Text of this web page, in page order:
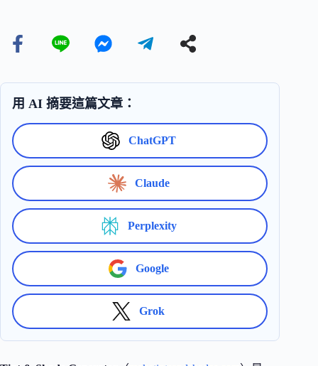
用 AI 摘要這篇文章：
ChatGPT
Claude
Perplexity
Google
Grok